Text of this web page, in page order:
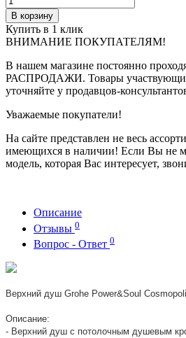
В корзину
Купить в 1 клик
ВНИМАНИЕ ПОКУПАТЕЛЯМ!
В нашем магазине постоянно
РАСПРОДАЖИ. Товары
уточняйте у продавцов-
Уважаемые покупатели!
На сайте представлен не весь
имеющихся в наличии! Если Вы не
модель, которая Вас интересует,
Описание
Отзывы 0
Вопрос - Ответ 0
Верхний душ Grohe Power&Soul
Описание:
- Верхний душ с потолочным душевым